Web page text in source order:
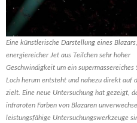
Eine künstlerische Darstellung eines
energiereicher Jet aus Teilchen sehr hoher
Geschwindigkeit um ein supermassereiches
Loch herum entsteht und nahezu direkt auf
zielt. Eine neue Untersuchung hat gezeigt,
infraroten Farben von Blazaren
leistungsfähige Untersuchungswerkzeuge